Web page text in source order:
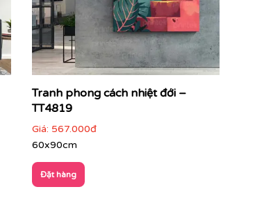
Tranh phong cách nhiệt đới –
TT4819
Giá: 567.000đ
60x90cm
Đặt hàng